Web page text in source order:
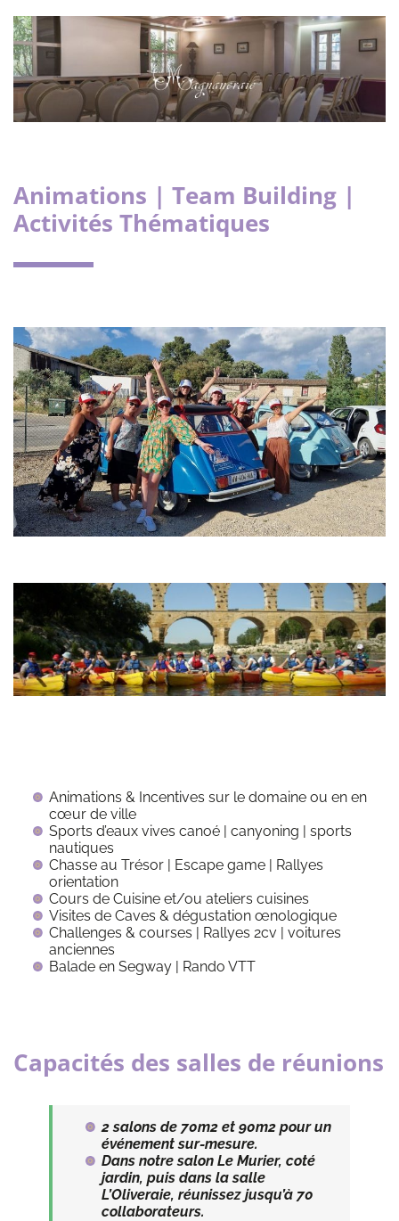
Animations | Team Building |
Activités Thématiques
Animations & Incentives sur le domaine ou en en
cœur de ville
Sports d’eaux vives canoé | canyoning | sports
nautiques
Chasse au Trésor | Escape game | Rallyes
orientation
Cours de Cuisine et/ou ateliers cuisines
Visites de Caves & dégustation œnologique
Challenges & courses | Rallyes 2cv | voitures
anciennes
Balade en Segway | Rando VTT
Capacités des salles de réunions
2 salons de 70m2 et 90m2 pour un
événement sur-mesure.
Dans notre salon Le Murier, coté
jardin, puis dans la salle
L’Oliveraie, réunissez jusqu’à 70
collaborateurs.